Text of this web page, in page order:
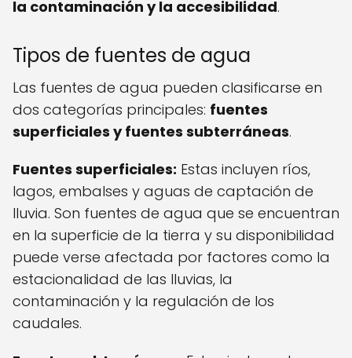
la contaminación y la accesibilidad.
Tipos de fuentes de agua
Las fuentes de agua pueden clasificarse en
dos categorías principales: fuentes
superficiales y fuentes subterráneas.
Fuentes superficiales: Estas incluyen ríos,
lagos, embalses y aguas de captación de
lluvia. Son fuentes de agua que se encuentran
en la superficie de la tierra y su disponibilidad
puede verse afectada por factores como la
estacionalidad de las lluvias, la
contaminación y la regulación de los
caudales.